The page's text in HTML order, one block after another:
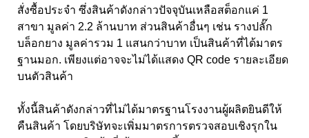
สั่งซื้อประจำ ซึ่งสินค้าดังกล่าวปัจจุบันเหลือสต็อกแค่ 1
สาขา มูลค่า 2.2 ล้านบาท ส่วนสินค้าอื่นๆ เช่น รางปลั๊ก
บล็อกยาง มูลค่ารวม 1 แสนกว่าบาท เป็นสินค้าที่ได้มาตร
ฐานมอก. เพียงแต่อาจจะไม่ได้แสดง QR code รายละเอียด
บนตัวสินค้า
ทั้งนี้สินค้าดังกล่าวที่ไม่ได้มาตรฐานโรงงานผู้ผลิตยินดีให้
คืนสินค้า โดยบริษัทจะเพิ่มมาตรการตรวจสอบเชิงรุกใน